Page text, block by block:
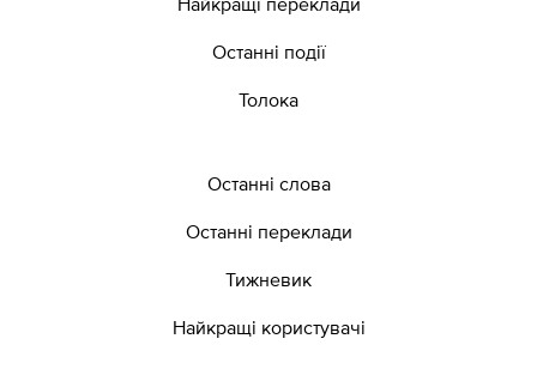
Останні події
Толока
Останні слова
Останні переклади
Тижневик
Найкращі користувачі